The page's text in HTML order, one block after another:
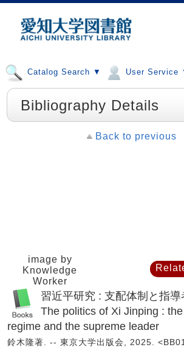
Catalog Search ▼ User Service
Bibliography Details
Back to previous
image by
Knowledge
Worker
習近平研究 : 支配体制と指
The politics of Xi Jinping :
regime and the supreme leader
鈴木隆著. -- 東京大学出版会, 2025.